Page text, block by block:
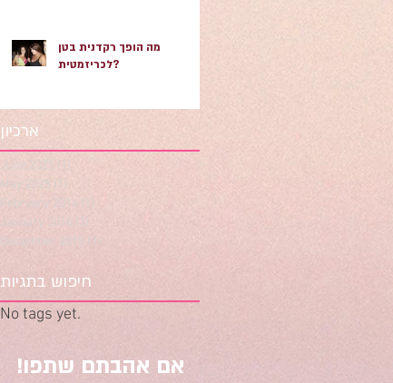
מה הופך רקדנית בטן
לכריזמטית?
ארכיון
June 2025
May 2025
February 2016
January 2016 (3)
December 2015
חיפוש בתגיות
No tags yet.
אם אהבתם שתפו!